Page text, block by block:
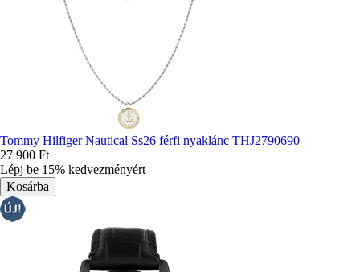
Tommy Hilfiger Nautical Ss26 férfi nyaklánc THJ2790690
27 900 Ft
Lépj be 15% kedvezményért